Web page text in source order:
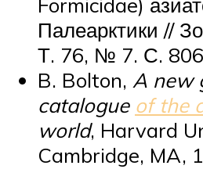
Палеарктики //
Т. 76, № 7. С.
B. Bolton, A new
catalogue of the
world, Harvard
Cambridge, MA,